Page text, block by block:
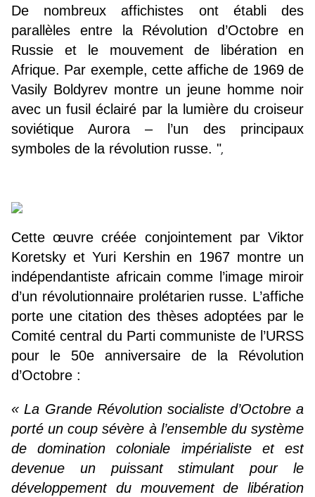
De nombreux affichistes ont établi des
parallèles entre la Révolution d’Octobre en
Russie et le mouvement de libération en
Afrique. Par exemple, cette affiche de 1969 de
Vasily Boldyrev montre un jeune homme noir
avec un fusil éclairé par la lumière du croiseur
soviétique Aurora – l’un des principaux
symboles de la révolution russe. ",
Cette œuvre créée conjointement par Viktor
Koretsky et Yuri Kershin en 1967 montre un
indépendantiste africain comme l’image miroir
d’un révolutionnaire prolétarien russe. L’affiche
porte une citation des thèses adoptées par le
Comité central du Parti communiste de l’URSS
pour le 50e anniversaire de la Révolution
d’Octobre :
« La Grande Révolution socialiste d’Octobre a
porté un coup sévère à l’ensemble du système
de domination coloniale impérialiste et est
devenue un puissant stimulant pour le
développement du mouvement de libération